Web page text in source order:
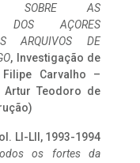
SOBRE AS
DOS AÇORES
ARQUIVOS DE
, Investigação de
Carvalho –
Artur Teodoro de
LI-LII, 1993-1994
os fortes da